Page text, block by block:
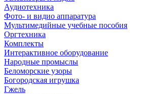
Аудиотехника
Фото- и видио аппаратура
Мультимедийные учебные пособия
Оргтехника
Комплекты
Интерактивное оборудование
Народные промыслы
Беломорские узоры
Богородская игрушка
Гжель